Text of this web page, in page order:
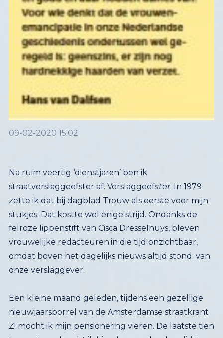
09-02-2020 15:02
Na ruim veertig ‘dienstjaren’ ben ik
straatverslaggeefster af. Verslaggeefster. In 1979
zette ik dat bij dagblad Trouw als eerste voor mijn
stukjes. Dat kostte wel enige strijd. Ondanks de
felroze lippenstift van Cisca Dresselhuys, bleven
vrouwelijke redacteuren in die tijd onzichtbaar,
omdat boven het dagelijks nieuws altijd stond: van
onze verslaggever.
Een kleine maand geleden, tijdens een gezellige
nieuwjaarsborrel van de Amsterdamse straatkrant
Z! mocht ik mijn pensionering vieren. De laatste tien
tropenjaren bracht ik hier door, onder de solidaire
en inspirerende leiding van Hans van Dalfsen. Hij
kwam bij de Vpro vandaan en wij waren al in 2008
met lichte drang aan elkaar voorgesteld, bij de
uitkomst van mijn boek De strijdbare patiënt. Ik